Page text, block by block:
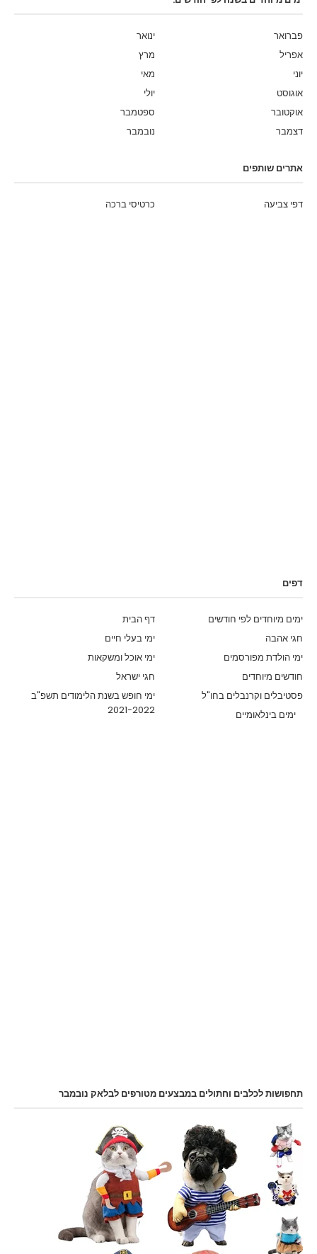
ינואר
פברואר
מרץ
אפריל
מאי
יוני
יולי
אוגוסט
ספטמבר
אוקטובר
נובמבר
דצמבר
אתרים שותפים
כרטיסי ברכה דפי צביעה
דפים
דף הבית
ימים מיוחדים לפי חודשים
ימי בעלי חיים
חגי אהבה
ימי אוכל ומשקאות
ימי הולדת מפורסמים
חגי ישראל
חודשים מיוחדים
ימי חופש בשנת הלימודים תשפ"ב
2021-2022
פסטיבלים וקרנבלים בחו"ל
ימים בינלאומיים
תחפושות לכלבים וחתולים במבצעים מטורפים לבלאק נובמבר